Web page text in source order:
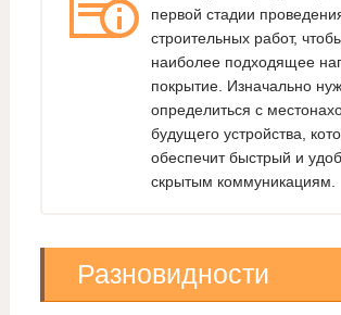
первой стадии
строительных работ,
наиболее подходящее
покрытие. Изначально
определиться с
будущего устройства,
обеспечит быстрый и
скрытым коммуникациям.
Разновидности